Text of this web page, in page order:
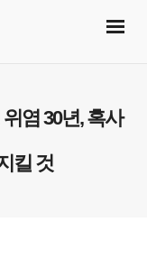
염 30년, 혹사
킬 것